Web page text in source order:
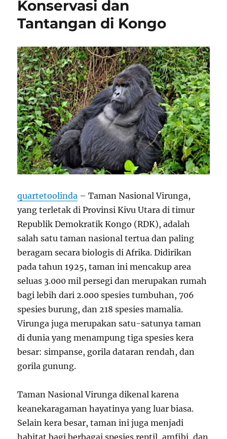
Konservasi dan
Tantangan di Kongo
quartetoolinda – Taman Nasional Virunga,
yang terletak di Provinsi Kivu Utara di timur
Republik Demokratik Kongo (RDK), adalah
salah satu taman nasional tertua dan paling
beragam secara biologis di Afrika. Didirikan
pada tahun 1925, taman ini mencakup area
seluas 3.000 mil persegi dan merupakan rumah
bagi lebih dari 2.000 spesies tumbuhan, 706
spesies burung, dan 218 spesies mamalia.
Virunga juga merupakan satu-satunya taman
di dunia yang menampung tiga spesies kera
besar: simpanse, gorila dataran rendah, dan
gorila gunung.
Taman Nasional Virunga dikenal karena
keanekaragaman hayatinya yang luar biasa.
Selain kera besar, taman ini juga menjadi
habitat bagi berbagai spesies reptil, amfibi, dan